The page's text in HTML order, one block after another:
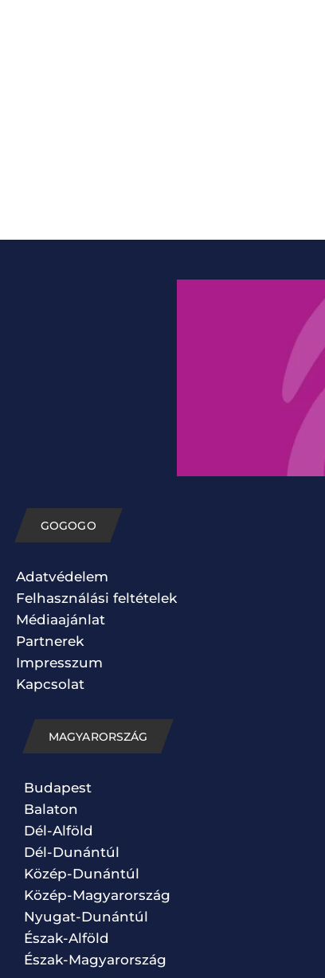
GOGOGO
Adatvédelem
Felhasználási feltételek
Médiaajánlat
Partnerek
Impresszum
Kapcsolat
MAGYARORSZÁG
Budapest
Balaton
Dél-Alföld
Dél-Dunántúl
Közép-Dunántúl
Közép-Magyarország
Nyugat-Dunántúl
Észak-Alföld
Észak-Magyarország